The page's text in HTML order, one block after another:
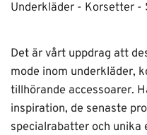
Underkläder - Korsetter -
Det är vårt uppdrag att
mode inom underkläder,
tillhörande accessoarer.
inspiration, de senaste
specialrabatter och unika